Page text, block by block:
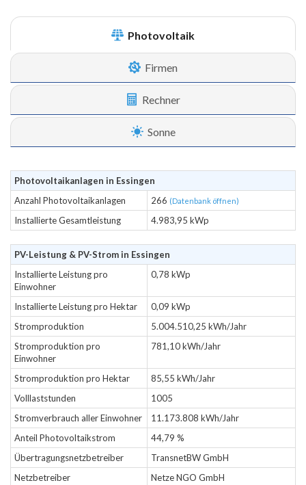
Photovoltaik
Firmen
Rechner
Sonne
Photovoltaikanlagen in Essingen
Anzahl Photovoltaikanlagen
266 (Datenbank öffnen)
Installierte Gesamtleistung 4.983,95 kWp
PV-Leistung & PV-Strom in Essingen
Installierte Leistung pro
Einwohner
0,78 kWp
Installierte Leistung pro Hektar
0,09 kWp
Stromproduktion
5.004.510,25 kWh/Jahr
Stromproduktion pro
Einwohner
781,10 kWh/Jahr
Stromproduktion pro Hektar
85,55 kWh/Jahr
Volllaststunden
1005
Stromverbrauch aller Einwohner
11.173.808 kWh/Jahr
Anteil Photovoltaikstrom
44,79 %
Übertragungsnetzbetreiber
TransnetBW GmbH
Netzbetreiber
Netze NGO GmbH